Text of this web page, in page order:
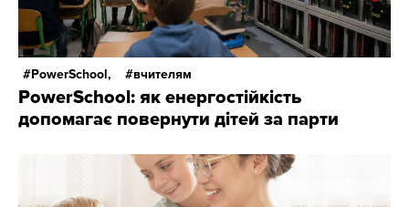
PowerSchool, вчителям
PowerSchool: як енергостійкість
допомагає повернути дітей за парти